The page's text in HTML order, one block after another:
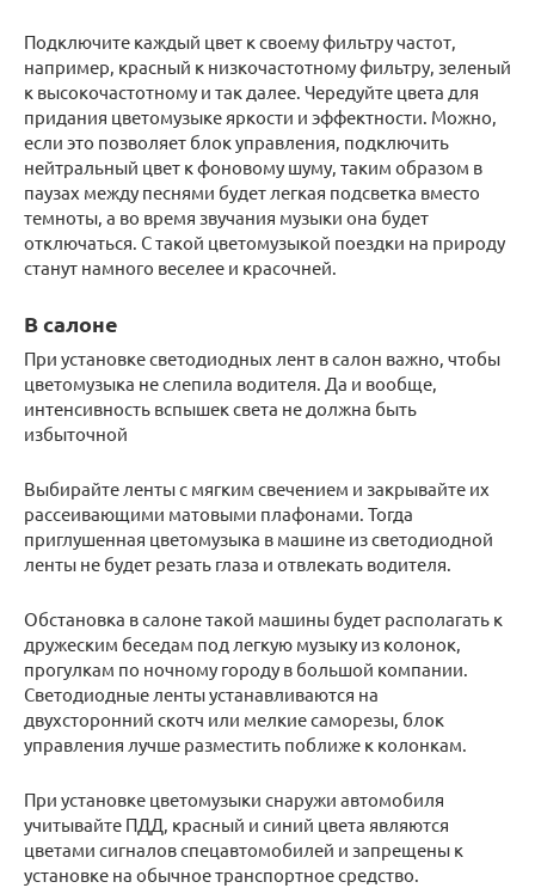
Подключите каждый цвет к своему фильтру частот,
например, красный к низкочастотному фильтру, зеленый
к высокочастотному и так далее. Чередуйте цвета для
придания цветомузыке яркости и эффектности. Можно,
если это позволяет блок управления, подключить
нейтральный цвет к фоновому шуму, таким образом в
паузах между песнями будет легкая подсветка вместо
темноты, а во время звучания музыки она будет
отключаться. С такой цветомузыкой поездки на природу
станут намного веселее и красочней.
В салоне
При установке светодиодных лент в салон важно, чтобы
цветомузыка не слепила водителя. Да и вообще,
интенсивность вспышек света не должна быть
избыточной
Выбирайте ленты с мягким свечением и закрывайте их
рассеивающими матовыми плафонами. Тогда
приглушенная цветомузыка в машине из светодиодной
ленты не будет резать глаза и отвлекать водителя.
Обстановка в салоне такой машины будет располагать к
дружеским беседам под легкую музыку из колонок,
прогулкам по ночному городу в большой компании.
Светодиодные ленты устанавливаются на
двухсторонний скотч или мелкие саморезы, блок
управления лучше разместить поближе к колонкам.
При установке цветомузыки снаружи автомобиля
учитывайте ПДД, красный и синий цвета являются
цветами сигналов спецавтомобилей и запрещены к
установке на обычное транспортное средство.